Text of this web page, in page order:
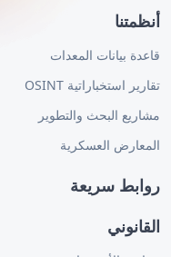
أنظمتنا
قاعدة بيانات المعدات
تقارير استخباراتية OSINT
مشاريع البحث والتطوير
المعارض العسكرية
روابط سريعة
القانوني